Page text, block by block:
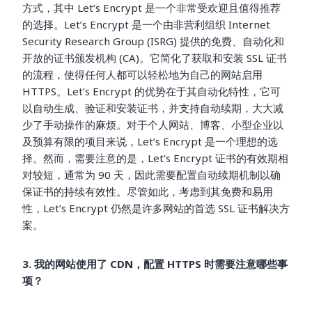
方式，其中 Let’s Encrypt 是一个非常受欢迎且值得推荐
的选择。Let’s Encrypt 是一个由非营利组织 Internet
Security Research Group (ISRG) 提供的免费、自动化和
开放的证书颁发机构 (CA)。它简化了获取和安装 SSL 证书
的流程，使得任何人都可以轻松地为自己的网站启用
HTTPS。Let’s Encrypt 的优势在于其自动化特性，它可
以自动生成、验证和安装证书，并支持自动续期，大大减
少了手动操作的麻烦。对于个人网站、博客、小型企业以
及预算有限的项目来说，Let’s Encrypt 是一个理想的选
择。然而，需要注意的是，Let’s Encrypt 证书的有效期相
对较短，通常为 90 天，因此需要配置自动续期机制以确
保证书的持续有效性。尽管如此，考虑到其免费和易用
性，Let’s Encrypt 仍然是许多网站的首选 SSL 证书解决方
案。
3. 我的网站使用了 CDN，配置 HTTPS 时需要注意哪些事
项？